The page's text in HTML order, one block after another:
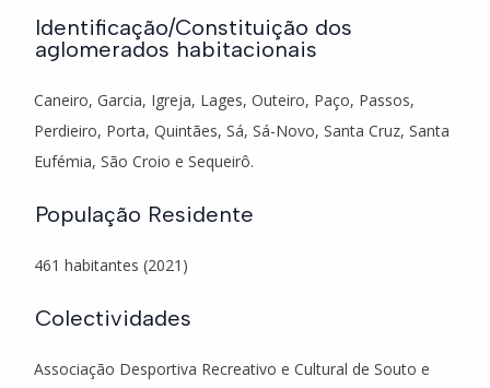
Identificação/Constituição dos
aglomerados habitacionais
Caneiro, Garcia, Igreja, Lages, Outeiro, Paço, Passos,
Perdieiro, Porta, Quintães, Sá, Sá-Novo, Santa Cruz, Santa
Eufémia, São Croio e Sequeirô.
População Residente
461 habitantes (2021)
Colectividades
Associação Desportiva Recreativo e Cultural de Souto e